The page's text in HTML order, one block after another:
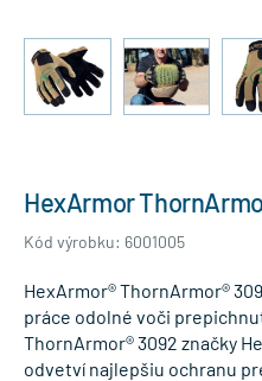
HexArmor
Kód výrobku: 6001005
HexArmor® ThornArmor®
práce odolné voči
ThornArmor® 3092 značky
odvetví najlepšiu ochranu